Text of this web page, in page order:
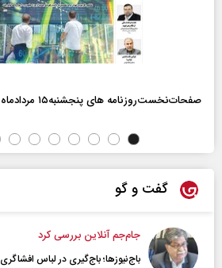
صفحات‌نخست‌روزنامه ها‌ی پنجشنبه‌۱۵ مردادماه
گفت و گو
جام‌جم آنلاین بررسی کرد
باج‌نیوزها؛ باج‌گیری در لباس افشاگری